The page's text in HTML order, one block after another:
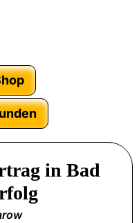
in Bad